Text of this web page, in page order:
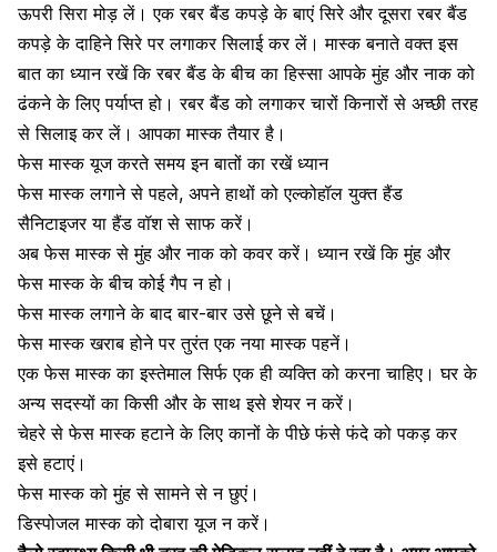
ऊपरी सिरा मोड़ लें। एक रबर बैंड कपड़े के बाएं सिरे और दूसरा रबर बैंड
कपड़े के दाहिने सिरे पर लगाकर सिलाई कर लें। मास्क बनाते वक्त इस
बात का ध्यान रखें कि रबर बैंड के बीच का हिस्सा आपके मुंह और नाक को
ढंकने के लिए पर्याप्त हो। रबर बैंड को लगाकर चारों किनारों से अच्छी तरह
से सिलाइ कर लें। आपका मास्क तैयार है।
फेस मास्क यूज करते समय इन बातों का रखें ध्यान
फेस मास्क लगाने से पहले, अपनेहाथों को एल्कोहॉल युक्त हैंड
सैनिटाइजरया हैंड वॉश से साफ करें।
अब फेस मास्क से मुंह और नाक को कवर करें। ध्यान रखें कि मुंह और
फेस मास्क के बीच कोई गैप न हो।
फेस मास्क लगाने के बाद बार-बार उसे छूने से बचें।
फेस मास्क खराब होने पर तुरंत एक नया मास्क पहनें।
एक फेस मास्क का इस्तेमाल सिर्फ एक ही व्यक्ति को करना चाहिए। घर के
अन्य सदस्यों का किसी और के साथ इसे शेयर न करें।
चेहरे से फेस मास्क हटाने के लिए कानों के पीछे फंसे फंदे को पकड़ कर
इसे हटाएं।
फेस मास्क को मुंह से सामने से न छुएं।
डिस्पोजल मास्क को दोबारा यूज न करें।